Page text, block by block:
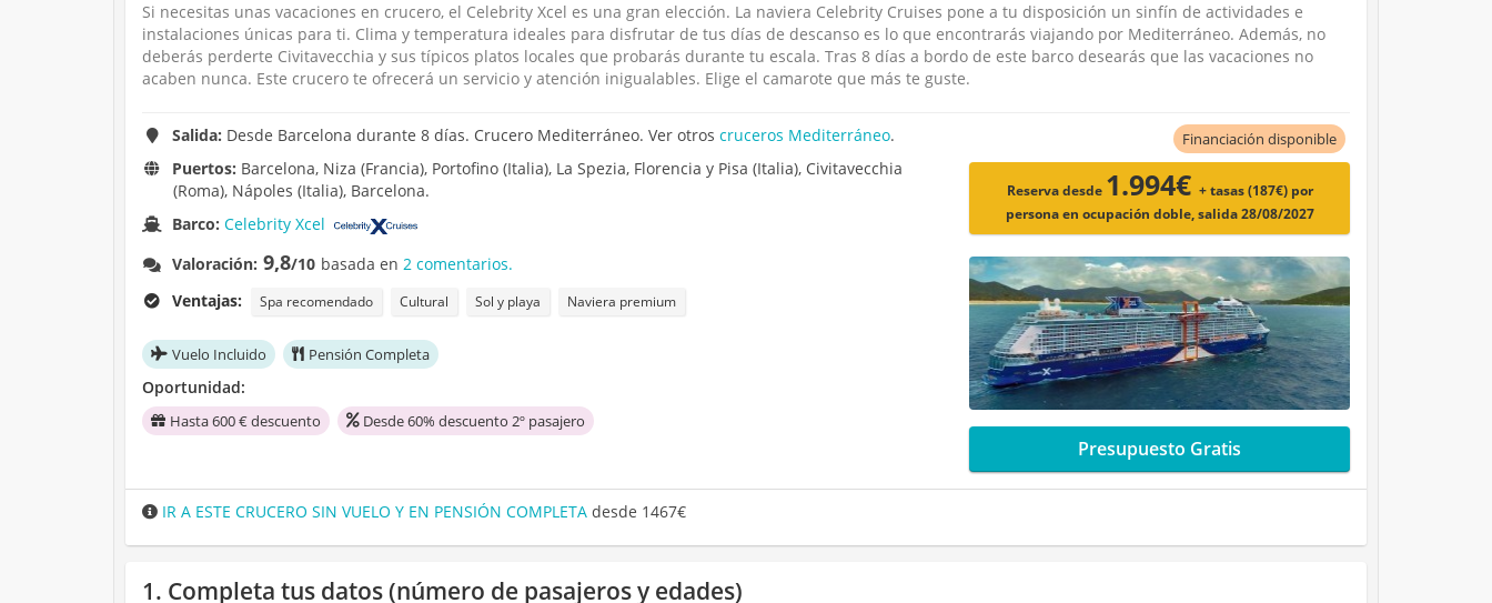
Si necesitas unas vacaciones en crucero, el Celebrity Xcel es una gran elección. La naviera Celebrity Cruises pone a tu disposición un sinfín de actividades e
instalaciones únicas para ti. Clima y temperatura ideales para disfrutar de tus días de descanso es lo que encontrarás viajando por Mediterráneo. Además, no
deberás perderte Civitavecchia y sus típicos platos locales que probarás durante tu escala. Tras 8 días a bordo de este barco desearás que las vacaciones no
acaben nunca. Este crucero te ofrecerá un servicio y atención inigualables. Elige el camarote que más te guste.
Salida: Desde Barcelona durante 8 días. Crucero Mediterráneo. Ver otroscruceros Mediterráneo.
Puertos: Barcelona, Niza (Francia), Portofino (Italia), La Spezia, Florencia y Pisa (Italia), Civitavecchia
(Roma), Nápoles (Italia), Barcelona.
Barco:Celebrity Xcel
Valoración: 9,8/10 basada en 2 comentarios.
Ventajas:
Spa recomendado Cultural Sol y playa Naviera premium
Vuelo Incluido Pensión Completa
Oportunidad:
Hasta 600 € descuento Desde 60% descuento 2º pasajero
Financiación disponible
Reserva desde 1.994€ + tasas (187€) por
persona en ocupación doble, salida 28/08/2027
Presupuesto Gratis
IR A ESTE CRUCERO SIN VUELO Y EN PENSIÓN COMPLETA desde 1467€
1. Completa tus datos (número de pasajeros y edades)